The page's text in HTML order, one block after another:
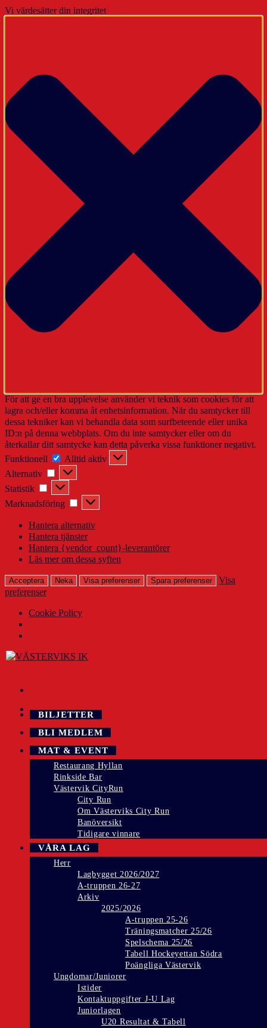
Vi värdesätter din integritet
För att ge en bra upplevelse använder vi teknik som cookies för att
lagra och/eller komma åt enhetsinformation. När du samtycker till
dessa tekniker kan vi behandla data som surfbeteende eller unika
ID:n på denna webbplats. Om du inte samtycker eller om du
återkallar ditt samtycke kan detta påverka vissa funktioner negativt.
Funktionell
Funktionell
Alltid aktiv
Alternativ
Alternativ
Statistik
Statistik
Marknadsföring
Marknadsföring
Hantera alternativ
Hantera tjänster
Hantera {vendor_count}-leverantörer
Läs mer om dessa syften
Acceptera Neka Visa preferenser Spara preferenser
Visa
preferenser
Cookie Policy
Hoppa
BILJETTER
BLI MEDLEM
MAT & EVENT
Restaurang Hyllan
Rinkside Bar
Västervik CityRun
City Run
Om Västerviks City Run
Banöversikt
Tidigare vinnare
VÅRA LAG
Herr
Lagbygget 2026/2027
A-truppen 26-27
Arkiv
2025/2026
A-truppen 25-26
Träningsmatcher 25/26
Spelschema 25/26
Tabell Hockeyettan Södra
Poängliga Västervik
Ungdomar/Juniorer
Istider
Kontaktuppgifter J-U Lag
Juniorlagen
U20 Resultat & Tabell